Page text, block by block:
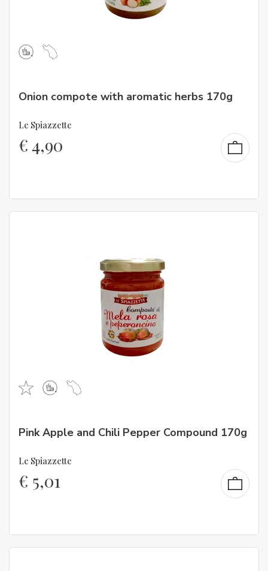
Onion compote with aromatic herbs 170g
Le Spiazzette
€4,90
Pink Apple and Chili Pepper Compound 170g
Le Spiazzette
€ 5,01